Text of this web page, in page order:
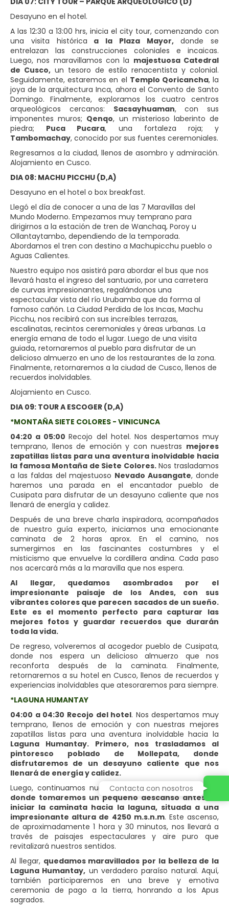
Desayuno en el hotel.
A las 12:30 a 13:00 hrs, inicia el city tour, comenzando con
una visita histórica a la Plaza Mayor,donde se
entrelazan las construcciones coloniales e incaicas.
Luego, nos maravillamos con la majestuosa Catedral
de Cusco, un tesoro de estilo renacentista y colonial.
Seguidamente, estaremos en el Templo Qoricancha, la
joya de la arquitectura Inca, ahora el Convento de Santo
Domingo. Finalmente, exploramos los cuatro centros
arqueológicos cercanos: Sacsayhuaman, con sus
imponentes muros; Qenqo, un misterioso laberinto de
piedra; Puca Pucara, una fortaleza roja; y
Tambomachay, conocido por sus fuentes ceremoniales.
Regresamos a la ciudad, llenos de asombro y admiración.
Alojamiento en Cusco.
DIA 08: MACHU PICCHU (D,A)
Desayuno en el hotel o box breakfast.
Llegó el día de conocer a una de las 7 Maravillas del
Mundo Moderno. Empezamos muy temprano para
dirigirnos a la estación de tren de Wanchaq, Poroy u
Ollantaytambo, dependiendo de la temporada.
Abordamos el tren con destino a Machupicchu pueblo o
Aguas Calientes.
Nuestro equipo nos asistirá para abordar el bus que nos
llevará hasta el ingreso del santuario, por una carretera
de curvas impresionantes, regalándonos una
espectacular vista del río Urubamba que da forma al
famoso cañón. La Ciudad Perdida de los Incas, Machu
Picchu, nos recibirá con sus increíbles terrazas,
escalinatas, recintos ceremoniales y áreas urbanas. La
energía emana de todo el lugar. Luego de una visita
guiada, retornaremos al pueblo para disfrutar de un
delicioso almuerzo en uno de los restaurantes de la zona.
Finalmente, retornaremos a la ciudad de Cusco, llenos de
recuerdos inolvidables.
Alojamiento en Cusco.
DIA 09: TOUR A ESCOGER (D,A)
*MONTAÑA SIETE COLORES - VINICUNCA
04:20 a 05:00Recojo del hotel. Nos despertamos muy
temprano, llenos de emoción y con nuestras mejores
zapatillas listas para una aventura inolvidable hacia
la famosa Montaña de Siete Colores.Nos trasladamos
a las faldas del majestuoso Nevado Ausangate, donde
haremos una parada en el encantador pueblo de
Cusipata para disfrutar de un desayuno caliente que nos
llenará de energía y calidez.
Después de una breve charla inspiradora, acompañados
de nuestro guía experto, iniciamos una emocionante
caminata de 2 horas aprox. En el camino, nos
sumergimos en las fascinantes costumbres y el
misticismo que envuelve la cordillera andina. Cada paso
nos acercará más a la maravilla que nos espera.
Al llegar, quedamos asombrados por el
impresionante paisaje de los Andes, con sus
vibrantes colores que parecen sacados de un sueño.
Este es el momento perfecto para capturar las
mejores fotos y guardar recuerdos que durarán
toda la vida.
De regreso, volveremos al acogedor pueblo de Cusipata,
donde nos espera un delicioso almuerzo que nos
reconforta después de la caminata. Finalmente,
retornaremos a su hotel en Cusco, llenos de recuerdos y
experiencias inolvidables que atesoraremos para siempre.
*LAGUNA HUMANTAY
04:00 a 04:30 Recojo del hotel. Nos despertamos muy
temprano, llenos de emoción y con nuestras mejores
zapatillas listas para una aventura inolvidable hacia la
Laguna Humantay. Primero, nos trasladamos al
pintoresco poblado de Mollepata, donde
disfrutaremos de un desayuno caliente que nos
llenará de energía y calidez.
Luego, continuamos nuestro viaje hastaSoraypampa,
donde tomaremos un pequeño descanso antes de
iniciar la caminata hacia la laguna, situada a una
impresionante altura de 4250 m.s.n.m. Este ascenso,
de aproximadamente 1 hora y 30 minutos, nos llevará a
través de paisajes espectaculares y aire puro que
revitalizará nuestros sentidos.
Al llegar, quedamos maravillados por la belleza de la
Laguna Humantay, un verdadero paraíso natural. Aquí,
también participaremos en una breve y emotiva
ceremonia de pago a la tierra, honrando a los Apus
sagrados.
Contacta con nosotros